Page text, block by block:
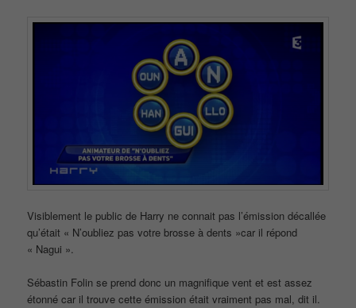
Visiblement le public de Harry ne connait pas l’émission décallée
qu’était « N’oubliez pas votre brosse à dents »car il répond
« Nagui ».
Sébastin Folin se prend donc un magnifique vent et est assez
étonné car il trouve cette émission était vraiment pas mal, dit il.